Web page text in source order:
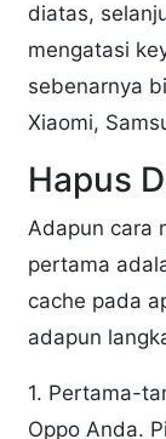
diatas,
mengatasi
sebenarnya
Xiaomi,
Hapus
Adapun cara
pertama
cache pada
adapun
1. Pertama-
Oppo Anda.